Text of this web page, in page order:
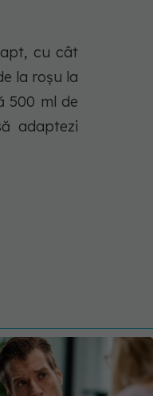
cu cât
la roșu la
500 ml de
adaptezi